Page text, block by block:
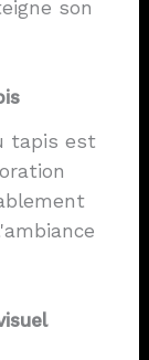
son
tapis est